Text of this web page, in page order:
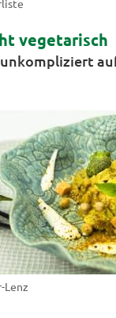
vegetarisch
Lenz